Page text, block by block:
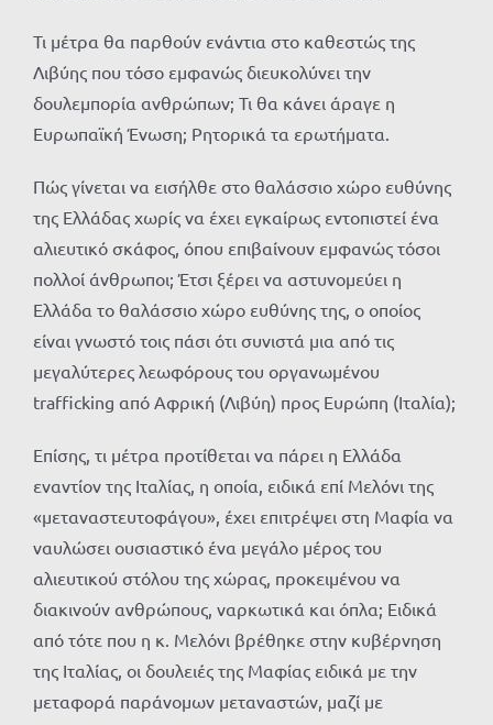
Τι μέτρα θα παρθούν ενάντια στο καθεστώς της
Λιβύης που τόσο εμφανώς διευκολύνει την
δουλεμπορία ανθρώπων; Τι θα κάνει άραγε η
Ευρωπαϊκή Ένωση; Ρητορικά τα ερωτήματα.
Πώς γίνεται να εισήλθε στο θαλάσσιο χώρο ευθύνης
της Ελλάδας χωρίς να έχει εγκαίρως εντοπιστεί ένα
αλιευτικό σκάφος, όπου επιβαίνουν εμφανώς τόσοι
πολλοί άνθρωποι; Έτσι ξέρει να αστυνομεύει η
Ελλάδα το θαλάσσιο χώρο ευθύνης της, ο οποίος
είναι γνωστό τοις πάσι ότι συνιστά μια από τις
μεγαλύτερες λεωφόρους του οργανωμένου
trafficking από Αφρική (Λιβύη) προς Ευρώπη (Ιταλία);
Επίσης, τι μέτρα προτίθεται να πάρει η Ελλάδα
εναντίον της Ιταλίας, η οποία, ειδικά επί Μελόνι της
«μεταναστευτοφάγου», έχει επιτρέψει στη Μαφία να
ναυλώσει ουσιαστικό ένα μεγάλο μέρος του
αλιευτικού στόλου της χώρας, προκειμένου να
διακινούν ανθρώπους, ναρκωτικά και όπλα; Ειδικά
από τότε που η κ. Μελόνι βρέθηκε στην κυβέρνηση
της Ιταλίας, οι δουλειές της Μαφίας ειδικά με την
μεταφορά παράνομων μεταναστών, μαζί με